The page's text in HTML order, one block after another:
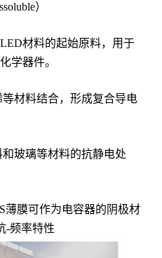
）
材料的起始原料，用于
学器件。
材料结合，形成复合导电
玻璃等材料的抗静电处
薄膜可作为电容器的阴极材
-频率特性